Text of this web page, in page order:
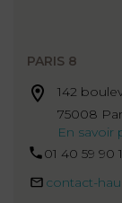
PARIS 8
142
75008
En savoir
01 40 59 90
contact-